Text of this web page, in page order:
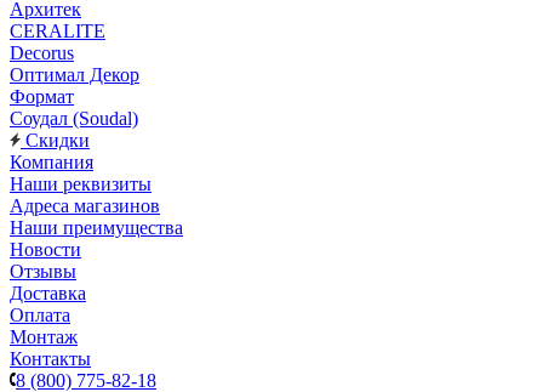
Архитек
CERALITE
Decorus
Оптимал Декор
Формат
Соудал (Soudal)
Скидки
Компания
Наши реквизиты
Адреса магазинов
Наши преимущества
Новости
Отзывы
Доставка
Оплата
Монтаж
Контакты
8 (800) 775-82-18